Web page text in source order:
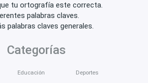
tu ortografía este correcta.
palabras claves.
palabras claves generales.
Categorías
Educación Deportes